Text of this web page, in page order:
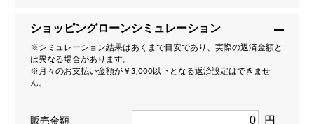
ブランド名
ハリー・ウィンストン
モデル名
ショッピングローンシミュレーション
※シミュレーション結果はあくまで目安であり、実際の返済金額と
は異なる場合があります。
※月々のお支払い金額が￥3,000以下となる返済設定はできませ
ん。
販売金額 円